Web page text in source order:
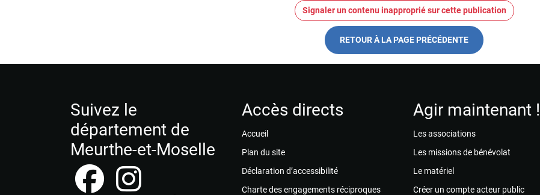
Signaler un contenu inapproprié sur cette publication
RETOUR À LA PAGE PRÉCÉDENTE
Suivez le
département de
Meurthe-et-Moselle
Accès directs
Accueil
Plan du site
Déclaration d’accessibilité
Charte des engagements réciproques
Agir maintenant !
Les associations
Les missions de bénévolat
Le matériel
Créer un compte acteur public